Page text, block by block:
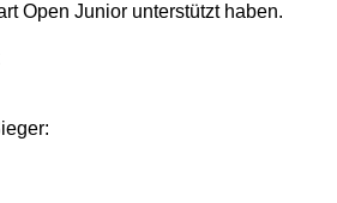
Open Junior unterstützt haben.